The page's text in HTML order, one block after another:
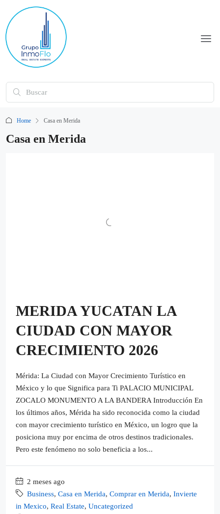
Home Casa en Merida
Casa en Merida
MERIDA YUCATAN LA
CIUDAD CON MAYOR
CRECIMIENTO 2026
Mérida: La Ciudad con Mayor Crecimiento Turístico en
México y lo que Significa para Ti PALACIO MUNICIPAL
ZOCALO MONUMENTO A LA BANDERA Introducción En
los últimos años, Mérida ha sido reconocida como la ciudad
con mayor crecimiento turístico en México, un logro que la
posiciona muy por encima de otros destinos tradicionales.
Pero este fenómeno no solo beneficia a los...
2 meses ago
Business, Casa en Merida, Comprar en Merida, Invierte
in Mexico, Real Estate, Uncategorized